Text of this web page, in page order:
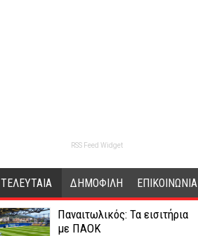
RSS Feed Widget
ΤΕΛΕΥΤΑΙΑ ΔΗΜΟΦΙΛΗ ΕΠΙΚΟΙΝΩΝΙΑ
Παναιτωλικός: Τα εισιτήρια
με ΠΑΟΚ